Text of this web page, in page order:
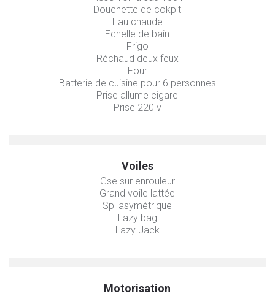
Douchette de cokpit
Eau chaude
Echelle de bain
Frigo
Réchaud deux feux
Four
Batterie de cuisine pour 6 personnes
Prise allume cigare
Prise 220 v
Voiles
Gse sur enrouleur
Grand voile lattée
Spi asymétrique
Lazy bag
Lazy Jack
Motorisation